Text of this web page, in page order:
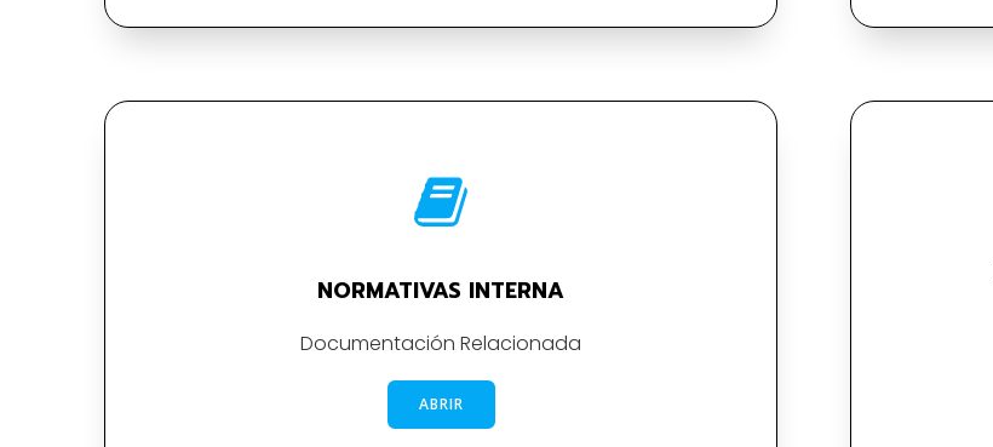
NORMATIVAS INTERNA
Documentación Relacionada
ABRIR